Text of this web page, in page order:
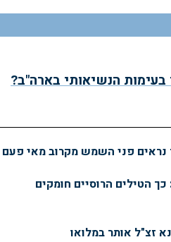
בעימות הנשיאותי בארה"ב?
נראים פני השמש מקרוב מאי פעם
הטילים הרוסיים חומקים
זצ"ל אותר במלואו